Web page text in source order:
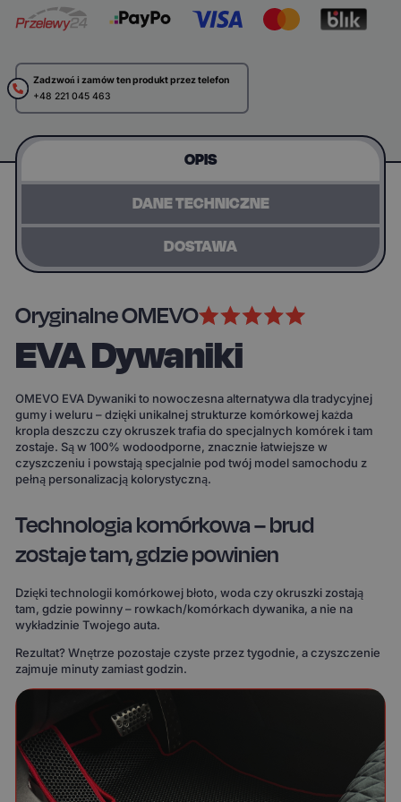
Zadzwoń i zamów ten produkt przez telefon
+48 221 045 463
OPIS
DANE TECHNICZNE
DOSTAWA
Oryginalne OMEVO
EVA Dywaniki
OMEVO EVA Dywaniki to nowoczesna alternatywa dla tradycyjnej
gumy i weluru – dzięki unikalnej strukturze komórkowej każda
kropla deszczu czy okruszek trafia do specjalnych komórek i tam
zostaje. Są w 100% wodoodporne, znacznie łatwiejsze w
czyszczeniu i powstają specjalnie pod twój model samochodu z
pełną personalizacją kolorystyczną.
Technologia komórkowa – brud
zostaje tam, gdzie powinien
Dzięki technologii komórkowej błoto, woda czy okruszki zostają
tam, gdzie powinny – rowkach/komórkach dywanika, a nie na
wykładzinie Twojego auta.
Rezultat? Wnętrze pozostaje czyste przez tygodnie, a czyszczenie
zajmuje minuty zamiast godzin.